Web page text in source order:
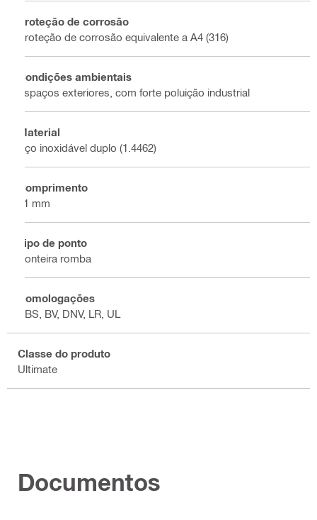
Proteção de corrosão
Proteção de corrosão equivalente a A4 (316)
Condições ambientais
Espaços exteriores, com forte poluição industrial
Material
Aço inoxidável duplo (1.4462)
Comprimento
31 mm
Tipo de ponto
Ponteira romba
Homologações
ABS, BV, DNV, LR, UL
Classe do produto
Ultimate
Documentos